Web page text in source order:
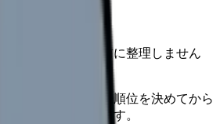
を、求人を見る前に整理しません
、人間関係。優先順位を決めてから
返しにくくなります。